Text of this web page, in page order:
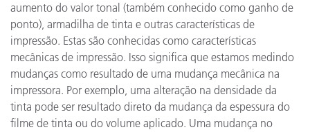
aumento do valor tonal (também conhecido como ganho de
ponto), armadilha de tinta e outras características de
impressão. Estas são conhecidas como características
mecânicas de impressão. Isso significa que estamos medindo
mudanças como resultado de uma mudança mecânica na
impressora. Por exemplo, uma alteração na densidade da
tinta pode ser resultado direto da mudança da espessura do
filme de tinta ou do volume aplicado. Uma mudança no